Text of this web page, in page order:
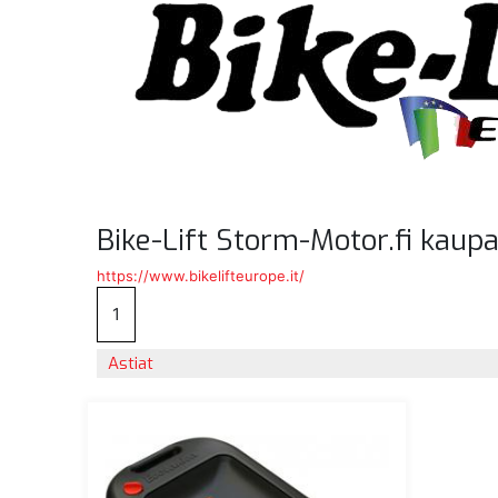
Bike-Lift Storm-Motor.fi
https://www.bikelifteurope.it/
1
Astiat